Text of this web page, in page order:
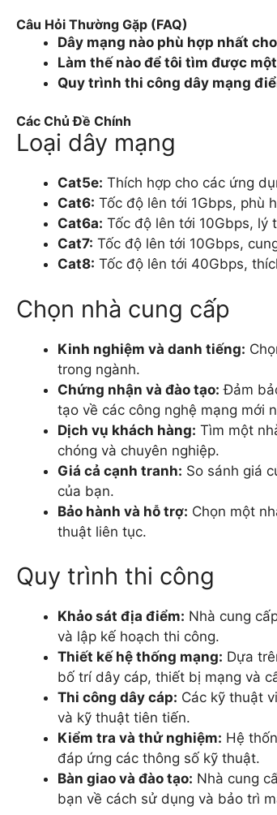
Câu Hỏi Thường Gặp (FAQ)
Dây mạng nào phù hợp nhất
Làm thế nào để tôi tìm được
Quy trình thi công dây mạng
Các Chủ Đề Chính
Loại dây mạng
Cat5e: Thích hợp cho các ứng
Cat6: Tốc độ lên tới 1Gbps, phù
Cat6a: Tốc độ lên tới 10Gbps, lý
Cat7: Tốc độ lên tới 10Gbps,
Cat8: Tốc độ lên tới 40Gbps,
Chọn nhà cung cấp
Kinh nghiệm và danh tiếng:
trong ngành.
Chứng nhận và đào tạo: Đảm
tạo về các công nghệ mạng mới
Dịch vụ khách hàng: Tìm một
chóng và chuyên nghiệp.
Giá cả cạnh tranh: So sánh giá
của bạn.
Bảo hành và hỗ trợ: Chọn một
thuật liên tục.
Quy trình thi công
Khảo sát địa điểm: Nhà cung
và lập kế hoạch thi công.
Thiết kế hệ thống mạng: Dựa
bố trí dây cáp, thiết bị mạng và
Thi công dây cáp: Các kỹ thuật
và kỹ thuật tiên tiến.
Kiểm tra và thử nghiệm: Hệ
đáp ứng các thông số kỹ thuật.
Bàn giao và đào tạo: Nhà cung
bạn về cách sử dụng và bảo trì